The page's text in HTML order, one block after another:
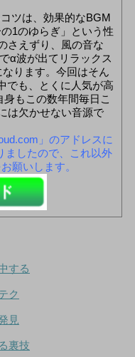
ツは、効果的なBGM
1のゆらぎ」という性
さえずり、風の音な
α波が出てリラックス
ります。今回はそん
でも、とくに人気が高
もこの数年間毎日こ
は欠かせない音源で
」のアドレスに
ましたので、これ以外
願いします。
する
ク
見
裏技